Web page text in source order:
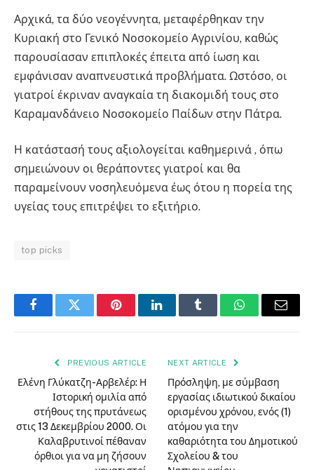
Αρχικά, τα δύο νεογέννητα, μεταφέρθηκαν την
Κυριακή στο Γενικό Νοσοκομείο Αγρινίου, καθώς
παρουσίασαν επιπλοκές έπειτα από ίωση και
εμφάνισαν αναπνευστικά προβλήματα. Ωστόσο, οι
γιατροί έκριναν αναγκαία τη διακομιδή τους στο
Καραμανδάνειο Νοσοκομείο Παίδων στην Πάτρα.
Η κατάστασή τους αξιολογείται καθημερινά , όπω
σημειώνουν οι θεράποντες γιατροί και θα
παραμείνουν νοσηλευόμενα έως ότου η πορεία της
υγείας τους επιτρέψει το εξιτήριο.
top picks
FacebookTwitter PinterestLinkedInTumblr WhatsAppEmail
PREVIOUS ARTICLE
Ελένη Γλύκατζη-Αρβελέρ: Η
Ιστορική ομιλία από
στήθους της πρυτάνεως
στις 13 Δεκεμβρίου 2000. Οι
Καλαβρυτινοί πέθαναν
όρθιοι για να μη ζήσουν
NEXT ARTICLE
Πρόσληψη, με σύμβαση
εργασίας ιδιωτικού δικαίου
ορισμένου χρόνου, ενός (1)
ατόμου για την
καθαριότητα του Δημοτικού
Σχολείου & του